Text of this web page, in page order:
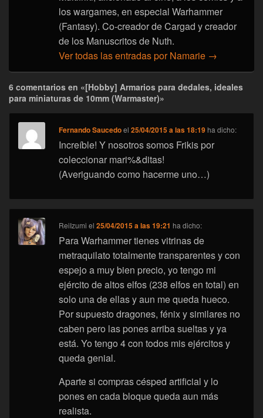
los wargames, en especial Warhammer
(Fantasy). Co-creador de Cargad y creador
de los Manuscritos de Nuth.
Ver todas las entradas por Namarie →
6 comentarios en «[Hobby] Armarios para dedales, ideales
para miniaturas de 10mm (Warmaster)»
Fernando Saucedoel25/04/2015 a las 18:19 ha dicho:
Increíble! Y nosotros somos Frikis por
coleccionar mari%&ditas!
(Averiguando como hacerme uno…)
ReiIzumi el25/04/2015 a las 19:21 ha dicho:
Para Warhammer tienes vitrinas de
metraquilato totalmente transparentes y con
espejo a muy bien precio, yo tengo mi
ejército de altos elfos (238 elfos en total) en
solo una de ellas y aun me queda hueco.
Por supuesto dragones, fénix y similares no
caben pero las pones arriba sueltas y ya
está. Yo tengo 4 con todos mis ejércitos y
queda genial.
Aparte si compras césped artificial y lo
pones en cada bloque queda aun más
realista.